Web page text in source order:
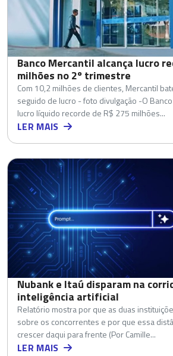
Banco Mercantil alcança lucro
milhões no 2º trimestre
Com 10,2 milhões de clientes, Mercantil
seguido de lucro - foto divulgação -O
lucro líquido recorde de R$ 275 milhões...
LER MAIS
Nubank e Itaú disparam na
inteligência artificial
Relatório mostra por que as duas
sobre os concorrentes e por que essa
crescer daqui para frente (Por Camille...
LER MAIS